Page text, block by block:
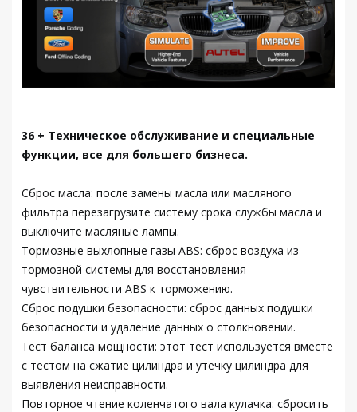
36 + Техническое обслуживание и специальные
функции, все для большего бизнеса.
Сброс масла: после замены масла или масляного
фильтра перезагрузите систему срока службы масла и
выключите масляные лампы.
Тормозные выхлопные газы ABS: сброс воздуха из
тормозной системы для восстановления
чувствительности ABS к торможению.
Сброс подушки безопасности: сброс данных подушки
безопасности и удаление данных о столкновении.
Тест баланса мощности: этот тест используется вместе
с тестом на сжатие цилиндра и утечку цилиндра для
выявления неисправности.
Повторное чтение коленчатого вала кулачка: сбросить